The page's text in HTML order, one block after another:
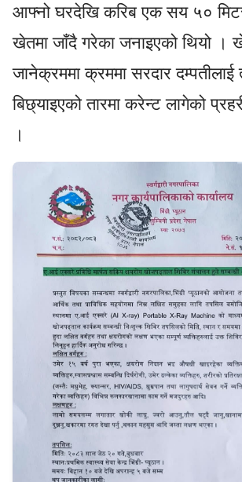
आफ्नो घरदेखि करिब एक सय ५० मिटर
खेतमा जाँदै गरेका जनाइएको थियो ।
जानेक्रममा क्रममा सरदार दम्पतीलाई
बिछ्याइएको तारमा करेन्ट लागेको
।